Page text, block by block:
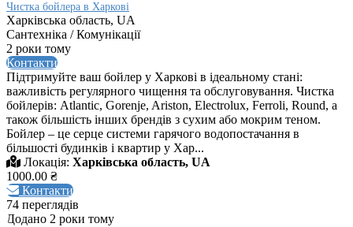
Чистка бойлера в Харкові
Харківська область, UA
Сантехніка / Комунікації
2 роки тому
Контакти
Підтримуйте ваш бойлер у Харкові в ідеальному стані:
важливість регулярного чищення та обслуговування. Чистка
бойлерів: Atlantic, Gorenje, Ariston, Electrolux, Ferroli, Round, а
також більшість інших брендів з сухим або мокрим теном.
Бойлер – це серце системи гарячого водопостачання в
більшості будинків і квартир у Хар...
Локація: Харківська область, UA
1000.00 ₴
Контакти
74 переглядів
Додано 2 роки тому